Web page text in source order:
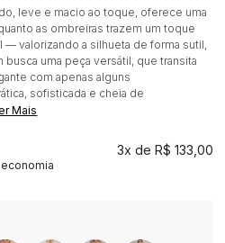
leve e macio ao toque, oferece uma
as ombreiras trazem um toque
— valorizando a silhueta de forma sutil,
busca uma peça versátil, que transita
com apenas alguns
sofisticada e cheia de
Mais
3x R$ 133,00